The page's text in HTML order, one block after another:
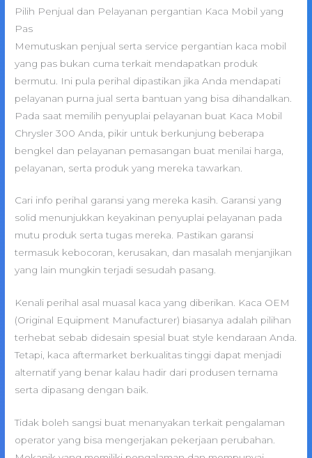
Pilih Penjual dan Pelayanan pergantian Kaca Mobil yang
Pas
Memutuskan penjual serta service pergantian kaca mobil
yang pas bukan cuma terkait mendapatkan produk
bermutu. Ini pula perihal dipastikan jika Anda mendapati
pelayanan purna jual serta bantuan yang bisa dihandalkan.
Pada saat memilih penyuplai pelayanan buat Kaca Mobil
Chrysler 300 Anda, pikir untuk berkunjung beberapa
bengkel dan pelayanan pemasangan buat menilai harga,
pelayanan, serta produk yang mereka tawarkan.
Cari info perihal garansi yang mereka kasih. Garansi yang
solid menunjukkan keyakinan penyuplai pelayanan pada
mutu produk serta tugas mereka. Pastikan garansi
termasuk kebocoran, kerusakan, dan masalah menjanjikan
yang lain mungkin terjadi sesudah pasang.
Kenali perihal asal muasal kaca yang diberikan. Kaca OEM
(Original Equipment Manufacturer) biasanya adalah pilihan
terhebat sebab didesain spesial buat style kendaraan Anda.
Tetapi, kaca aftermarket berkualitas tinggi dapat menjadi
alternatif yang benar kalau hadir dari produsen ternama
serta dipasang dengan baik.
Tidak boleh sangsi buat menanyakan terkait pengalaman
operator yang bisa mengerjakan pekerjaan perubahan.